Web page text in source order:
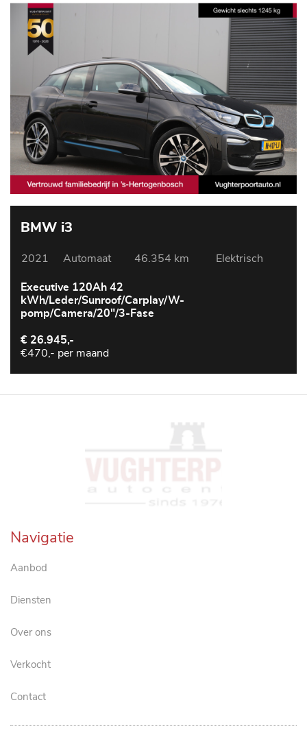
BMW i3
2021 Automaat 46.354 km Elektrisch
Executive 120Ah 42
kWh/Leder/Sunroof/Carplay/W-
pomp/Camera/20"/3-Fase
€ 26.945,-
€470,- per maand
Navigatie
Aanbod
Diensten
Over ons
Verkocht
Contact